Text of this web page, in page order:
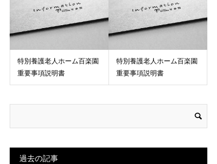
特別養護老人ホーム百楽園
重要事項説明書
特別養護老人ホーム百楽園
重要事項説明書
過去の記事